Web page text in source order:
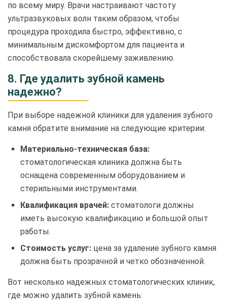
по всему миру. Врачи настраивают частоту
ультразвуковых волн таким образом, чтобы
процедура проходила быстро, эффективно, с
минимальным дискомфортом для пациента и
способствовала скорейшему заживлению.
8. Где удалить зубной камень
надежно?
При выборе надежной клиники для удаления зубного
камня обратите внимание на следующие критерии:
Материально-техническая база:
стоматологическая клиника должна быть
оснащена современным оборудованием и
стерильными инструментами.
Квалификация врачей: стоматологи должны
иметь высокую квалификацию и большой опыт
работы.
Стоимость услуг: цена за удаление зубного камня
должна быть прозрачной и четко обозначенной.
Вот несколько надежных стоматологических клиник,
где можно удалить зубной камень: